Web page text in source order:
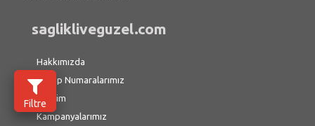
Filtre
saglikliveguzel.com
Hakkımızda
Hesap Numaralarımız
İletişim
Kampanyalarımız